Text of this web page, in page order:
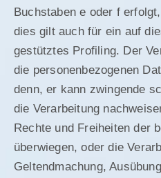
Buchstaben e oder f
dies gilt auch für ein auf
gestütztes Profiling. Der
die personenbezogenen
denn, er kann zwingende
die Verarbeitung
Rechte und Freiheiten der
überwiegen, oder die
Geltendmachung,